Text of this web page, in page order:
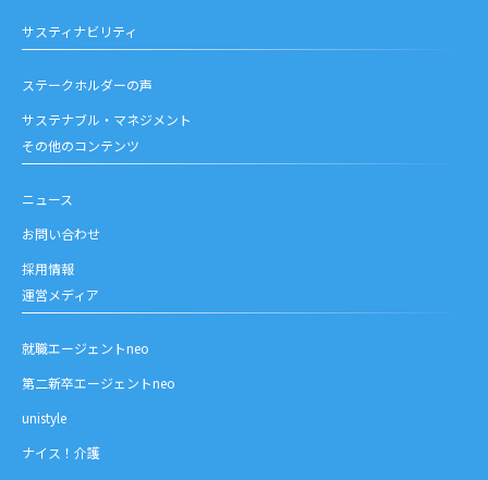
サスティナビリティ
ステークホルダーの声
サステナブル・マネジメント
その他のコンテンツ
ニュース
お問い合わせ
採用情報
運営メディア
就職エージェントneo
第二新卒エージェントneo
unistyle
ナイス！介護